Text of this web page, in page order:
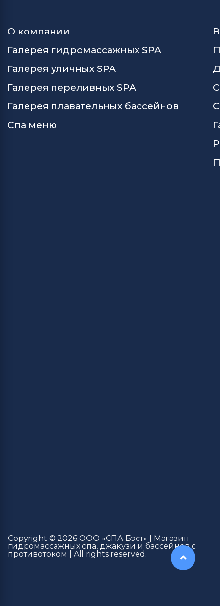
О компании
Галерея гидромассажных SPA
Галерея уличных SPA
Галерея переливных SPA
Галерея плавательных бассейнов
Спа меню
Copyright © 2026 ООО «СПА Бэст» | Магазин
гидромассажных спа, джакузи и бассейнов с
противотоком | All rights reserved.